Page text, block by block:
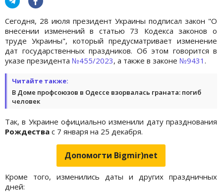
Сегодня, 28 июля президент Украины подписал закон "О
внесении изменений в статью 73 Кодекса законов о
труде Украины", который предусматривает изменение
дат государственных праздников. Об этом говорится в
указе президента №455/2023, а также в законе №9431 .
Читайте также:
В Доме профсоюзов в Одессе взорвалась граната: погиб
человек
Так, в Украине официально изменили дату празднования
Рождества с 7 января на 25 декабря.
Допомогти Bigmir)net
Кроме того, изменились даты и других праздничных
дней: